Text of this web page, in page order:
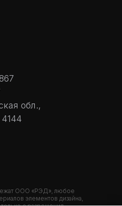
ООО «РЭД», любое
элементов дизайна,
обл.,